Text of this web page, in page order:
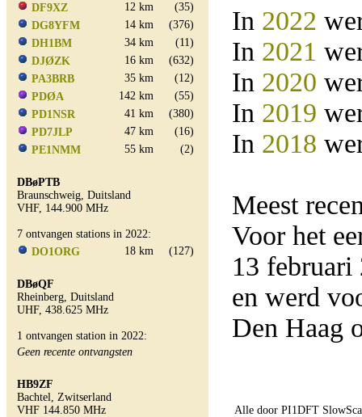
DF9XZ
12 km
(35)
DG8YFM
14 km
(376)
DH1BM
34 km
(11)
DJØZK
16 km
(632)
PA3BRB
35 km
(12)
PDØA
142 km
(55)
PD1NSR
41 km
(380)
PD7JLP
47 km
(16)
PE1NMM
55 km (2)
DBøPTB
Braunschweig, Duitsland
VHF, 144.900 MHz
7 ontvangen stations in 2022:
DO1ORG
18 km (127)
DBøQF
Rheinberg, Duitsland
UHF, 438.625 MHz
1 ontvangen station in 2022:
Geen recente ontvangsten
HB9ZF
Bachtel, Zwitserland
VHF 144.850 MHz
In 2022
In 2021
In 2020
In 2019
In 2018
Meest
Voor het
13
en werd
Den Haag
Alle door PI1DFT